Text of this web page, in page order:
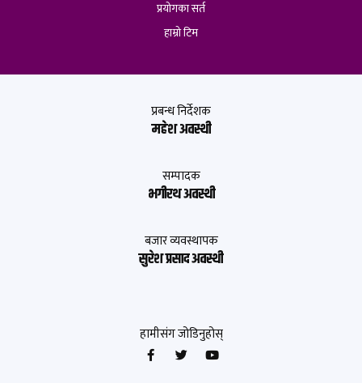
प्रयोगका सर्त
हाम्रो टिम
प्रबन्ध निर्देशक
महेश अवस्थी
सम्पादक
भगीरथ अवस्थी
बजार व्यवस्थापक
सुरेश प्रसाद अवस्थी
हामीसंग जोडिनुहोस्